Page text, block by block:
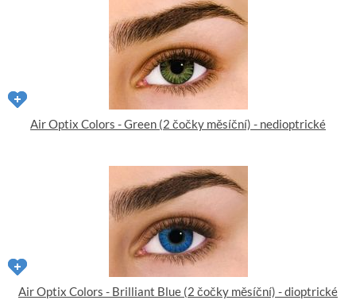
Air Optix Colors - Green (2 čočky měsíční) - nedioptrické
Air Optix Colors - Brilliant Blue (2 čočky měsíční) - dioptrické